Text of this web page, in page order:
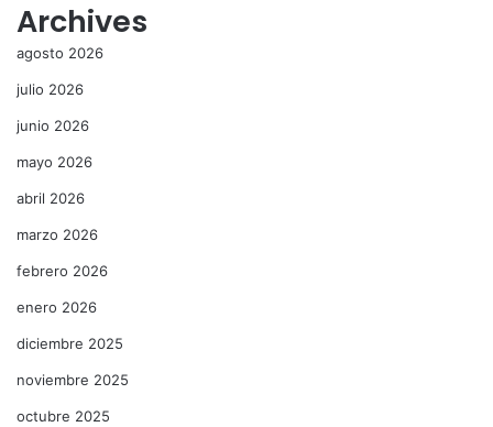
Archives
agosto 2026
julio 2026
junio 2026
mayo 2026
abril 2026
marzo 2026
febrero 2026
enero 2026
diciembre 2025
noviembre 2025
octubre 2025